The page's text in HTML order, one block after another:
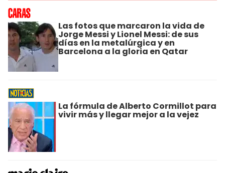
Las fotos que marcaron la vida de
Jorge Messi y Lionel Messi: de sus
días en la metalúrgica y en
Barcelona a la gloria en Qatar
La fórmula de Alberto Cormillot para
vivir más y llegar mejor a la vejez